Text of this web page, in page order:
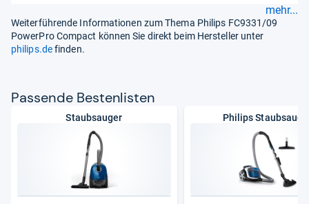
mehr...
Weiterführende Informationen zum Thema Philips FC9331/09
PowerPro Compact können Sie direkt beim Hersteller unter
philips.definden.
Pas­sende Bes­ten­lis­ten
Staubsauger Philips